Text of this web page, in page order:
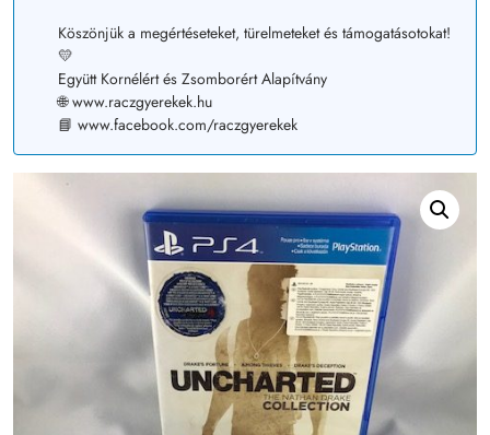
Köszönjük a megértéseteket, türelmeteket és támogatásotokat!
💛
Együtt Kornélért és Zsomborért Alapítvány
🌐 www.raczgyerekek.hu
📘 www.facebook.com/raczgyerekek